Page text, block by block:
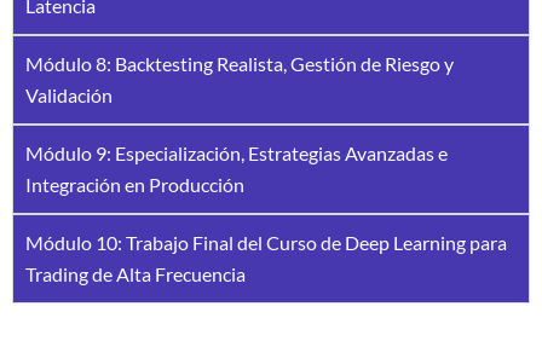
Latencia
Módulo 8: Backtesting Realista, Gestión de Riesgo y
Validación
Módulo 9: Especialización, Estrategias Avanzadas e
Integración en Producción
Módulo 10: Trabajo Final del Curso de Deep Learning para
Trading de Alta Frecuencia